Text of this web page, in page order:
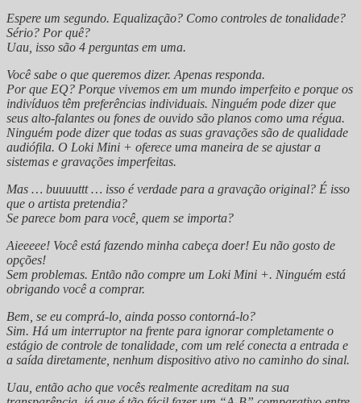
Espere um segundo. Equalização? Como controles de tonalidade?
Sério? Por quê?
Uau, isso são 4 perguntas em uma.
Você sabe o que queremos dizer. Apenas responda.
Por que EQ? Porque vivemos em um mundo imperfeito e porque os
indivíduos têm preferências individuais. Ninguém pode dizer que
seus alto-falantes ou fones de ouvido são planos como uma régua.
Ninguém pode dizer que todas as suas gravações são de qualidade
audiófila. O Loki Mini + oferece uma maneira de se ajustar a
sistemas e gravações imperfeitas.
Mas … buuuuttt … isso é verdade para a gravação original? É isso
que o artista pretendia?
Se parece bom para você, quem se importa?
Aieeeee! Você está fazendo minha cabeça doer! Eu não gosto de
opções!
Sem problemas. Então não compre um Loki Mini +. Ninguém está
obrigando você a comprar.
Bem, se eu comprá-lo, ainda posso contorná-lo?
Sim. Há um interruptor na frente para ignorar completamente o
estágio de controle de tonalidade, com um relé conecta a entrada e
a saída diretamente, nenhum dispositivo ativo no caminho do sinal.
Uau, então acho que vocês realmente acreditam na sua